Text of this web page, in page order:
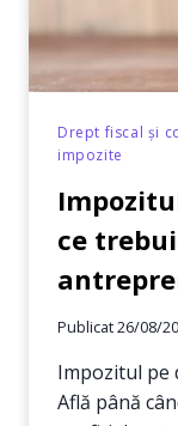
Drept fiscal și
impozite
ce
Publicat26/08/
Impozitul pe
Află până